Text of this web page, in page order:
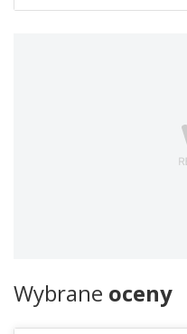
Wybrane oceny